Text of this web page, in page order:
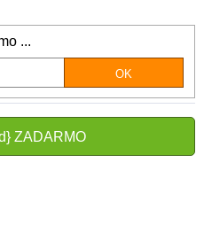
...
ZADARMO